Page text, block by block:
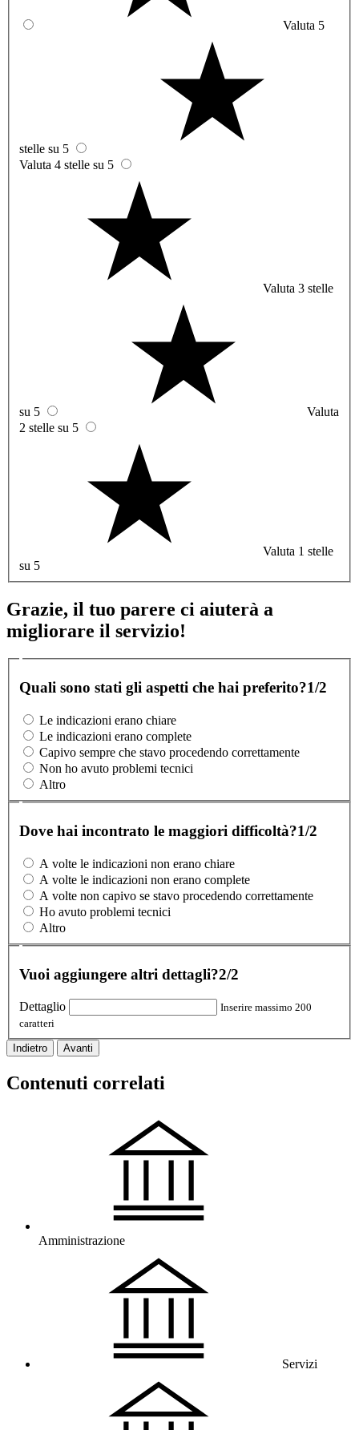
Valuta 5
stelle su 5
Valuta 4 stelle su 5
Valuta 3 stelle
su 5
Valuta
2 stelle su 5
Valuta 1 stelle
su 5
Grazie, il tuo parere ci aiuterà a
migliorare il servizio!
Quali sono stati gli aspetti che hai preferito?1/2
Le indicazioni erano chiare
Le indicazioni erano complete
Capivo sempre che stavo procedendo correttamente
Non ho avuto problemi tecnici
Altro
Dove hai incontrato le maggiori difficoltà?1/2
A volte le indicazioni non erano chiare
A volte le indicazioni non erano complete
A volte non capivo se stavo procedendo correttamente
Ho avuto problemi tecnici
Altro
Vuoi aggiungere altri dettagli?2/2
Dettaglio
Inserire massimo 200
caratteri
Indietro Avanti
Contenuti correlati
Amministrazione
Servizi